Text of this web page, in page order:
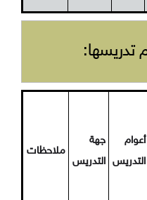
أعوام
التدريس
جهة
التدريس
ملاحظات